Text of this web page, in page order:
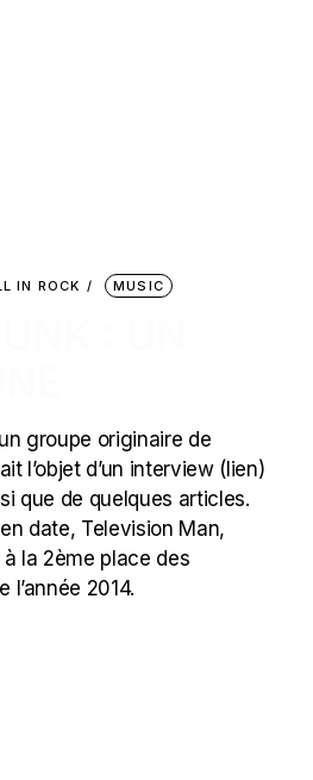
IN ROCK MUSIC
groupe originaire de
l’objet d’un interview (lien)
que de quelques articles.
date, Television Man,
la 2ème place des
l’année 2014.